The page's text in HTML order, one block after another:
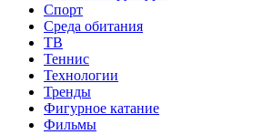
Спорт
Среда обитания
ТВ
Теннис
Технологии
Тренды
Фигурное катание
Фильмы